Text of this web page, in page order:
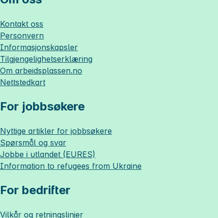
Kontakt oss
Personvern
Informasjonskapsler
Tilgjengelighetserklæring
Om arbeidsplassen.no
Nettstedkart
For jobbsøkere
Nyttige artikler for jobbsøkere
Spørsmål og svar
Jobbe i utlandet (EURES)
Information to refugees from Ukraine
For bedrifter
Vilkår og retningslinjer